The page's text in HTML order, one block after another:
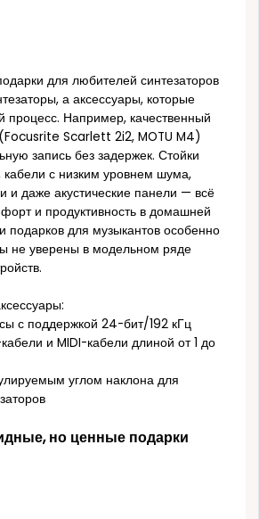
для любителей синтезаторов
а аксессуары, которые
процесс. Например, качественный
Scarlett 2i2, MOTU M4)
запись без задержек. Стойки
кабели с низким уровнем шума,
и даже акустические панели — всё
и продуктивность в домашней
подарков для музыкантов особенно
не уверены в модельном ряде
с поддержкой 24-бит/192 кГц
и MIDI-кабели длиной от 1 до
углом наклона для
но ценные подарки